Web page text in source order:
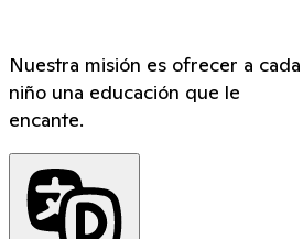
Nuestra misión es ofrecer a cada
niño una educación que le
encante.